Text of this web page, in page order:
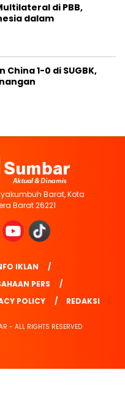
di PBB,
dalam
1-0 di SUGBK,
Barat, Kota
Barat 26221
IKLAN
PERS
POLICY REDAKSI
- ALL RIGHTS RESERVED